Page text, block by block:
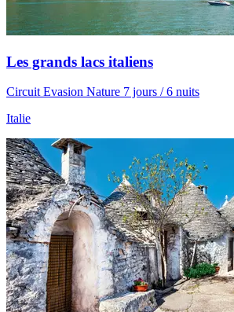
Les grands lacs italiens
Circuit Evasion Nature 7 jours / 6 nuits
Italie